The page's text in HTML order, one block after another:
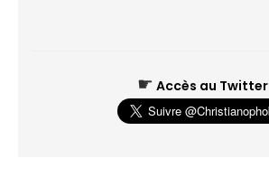
☛ Accès au Twitter